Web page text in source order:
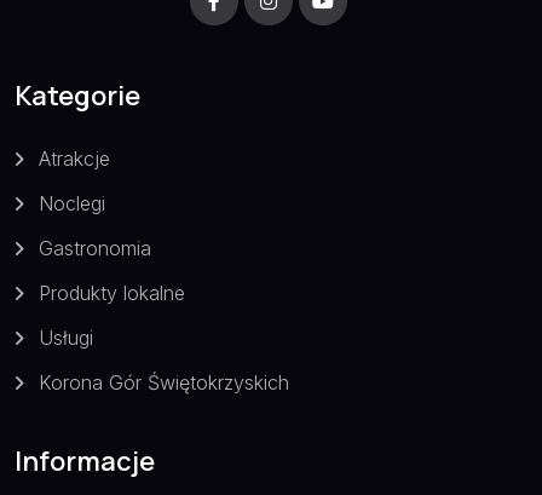
Kategorie
Atrakcje
Noclegi
Gastronomia
Produkty lokalne
Usługi
Korona Gór Świętokrzyskich
Informacje